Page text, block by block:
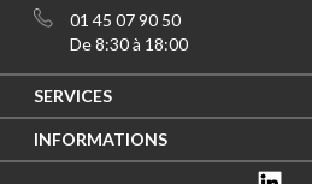
01 45 07 90 50
De 8:30 à 18:00
SERVICES
Qui sommes-nous
Qualité de nos services
INFORMATIONS
Utilisation des cookies